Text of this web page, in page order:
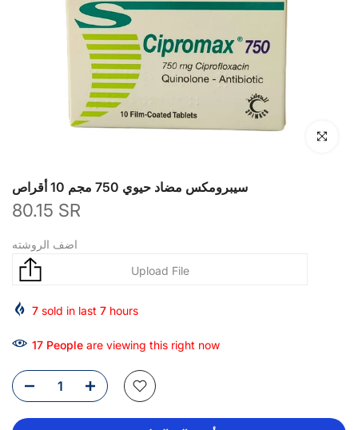
انقر للتكبير
سيبرومكس مضاد حيوي 750 مجم 10 أقراص
80.15 SR
اضف الروشته
7 sold in last 7 hours
17 People are viewing this right now